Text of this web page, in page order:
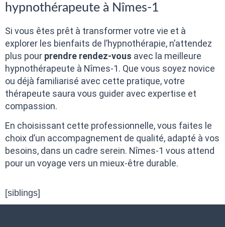
hypnothérapeute à Nîmes-1
Si vous êtes prêt à transformer votre vie et à
explorer les bienfaits de l’hypnothérapie, n’attendez
plus pour prendre rendez-vous avec la meilleure
hypnothérapeute à Nîmes-1. Que vous soyez novice
ou déjà familiarisé avec cette pratique, votre
thérapeute saura vous guider avec expertise et
compassion.
En choisissant cette professionnelle, vous faites le
choix d’un accompagnement de qualité, adapté à vos
besoins, dans un cadre serein. Nîmes-1 vous attend
pour un voyage vers un mieux-être durable.
[siblings]